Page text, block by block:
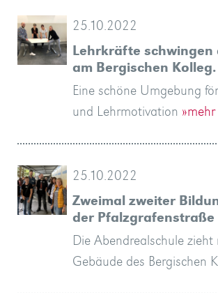
25.10.2022
Lehrkräfte schwingen
am Bergischen Kolleg.
Eine schöne Umgebung
und Lehrmotivation »mehr
25.10.2022
Zweimal zweiter
der Pfalzgrafenstraße
Die Abendrealschule
Gebäude des Bergischen